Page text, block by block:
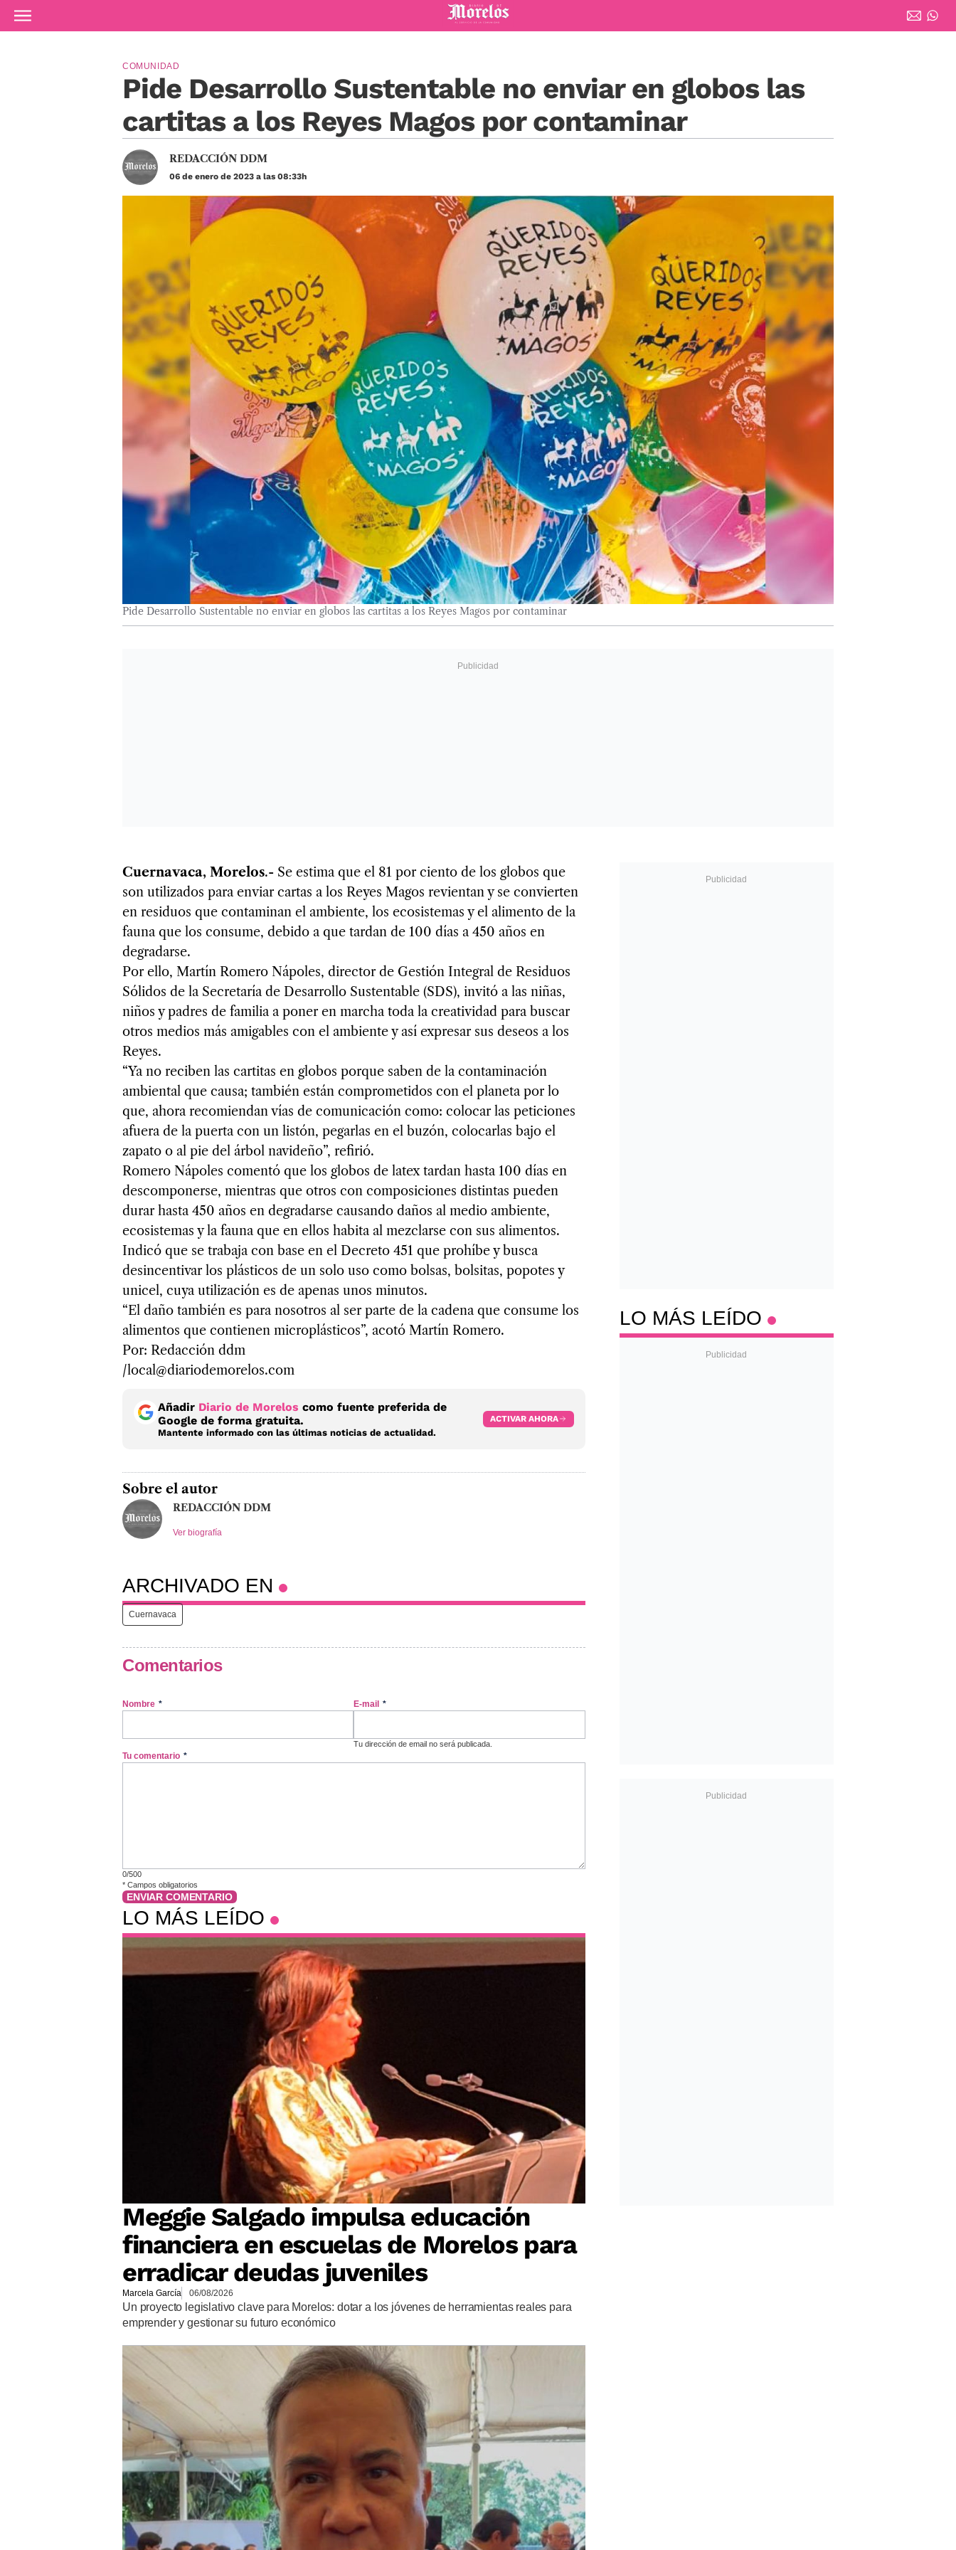
Ir al contenido principal
Diario de Morelos
Pide Desarrollo Sustentable no enviar en globos las
cartitas a los Reyes Magos por contaminar
COMUNIDAD
REDACCIÓN DDM
06 de enero de 2023 a las 08:33h
Pide Desarrollo Sustentable no enviar en globos las cartitas a los Reyes Magos por contaminar
Cuernavaca, Morelos.- Se estima que el 81 por ciento de los globos que
son utilizados para enviar cartas a los Reyes Magos revientan y se convierten
en residuos que contaminan el ambiente, los ecosistemas y el alimento de la
fauna que los consume, debido a que tardan de 100 días a 450 años en
degradarse.
Por ello, Martín Romero Nápoles, director de Gestión Integral de Residuos
Sólidos de la Secretaría de Desarrollo Sustentable (SDS), invitó a las niñas,
niños y padres de familia a poner en marcha toda la creatividad para buscar
otros medios más amigables con el ambiente y así expresar sus deseos a los
Reyes.
“Ya no reciben las cartitas en globos porque saben de la contaminación
ambiental que causa; también están comprometidos con el planeta por lo
que, ahora recomiendan vías de comunicación como: colocar las peticiones
afuera de la puerta con un listón, pegarlas en el buzón, colocarlas bajo el
zapato o al pie del árbol navideño”, refirió.
Romero Nápoles comentó que los globos de latex tardan hasta 100 días en
descomponerse, mientras que otros con composiciones distintas pueden
durar hasta 450 años en degradarse causando daños al medio ambiente,
ecosistemas y la fauna que en ellos habita al mezclarse con sus alimentos.
Indicó que se trabaja con base en el Decreto 451 que prohíbe y busca
desincentivar los plásticos de un solo uso como bolsas, bolsitas, popotes y
unicel, cuya utilización es de apenas unos minutos.
“El daño también es para nosotros al ser parte de la cadena que consume los
alimentos que contienen microplásticos”, acotó Martín Romero.
Por: Redacción ddm
/local@diariodemorelos.com
Añadir Diario de Morelos como fuente preferida de
Google de forma gratuita.
Mantente informado con las últimas noticias de actualidad.
ACTIVAR AHORA
Sobre el autor
REDACCIÓN DDM
Ver biografía
ARCHIVADO EN
Cuernavaca
Comentarios
Nombre * E-mail *
Tu dirección de email no será publicada.
Tu comentario *
0/500
* Campos obligatorios
ENVIAR COMENTARIO
LO MÁS LEÍDO
Meggie Salgado impulsa educación
financiera en escuelas de Morelos para
erradicar deudas juveniles
Marcela García 06/08/2026
Un proyecto legislativo clave para Morelos: dotar a los jóvenes de herramientas reales para
emprender y gestionar su futuro económico
LO MÁS LEÍDO